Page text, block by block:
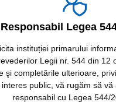
Responsabil Legea
instituției primarului
Legii nr. 544 din 12
şi completările ulterioare,
public, vă rugăm să
responsabil cu Legea 544/